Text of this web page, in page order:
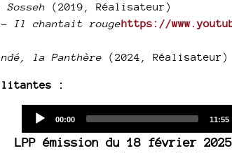
(2019, Réalisateur)
- Il chantait rougehttps://
la Panthère (2024, Réalisateur)
:
Current
00:00
Total
11:55
LPP émission du 18 février